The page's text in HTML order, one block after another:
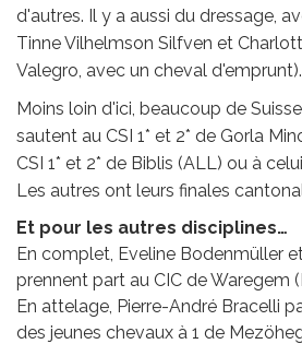
d'autres. Il y a aussi du dressage,
Tinne Vilhelmson Silfven et
Valegro, avec un cheval d'emprunt).
Moins loin d'ici, beaucoup de
sautent au CSI 1* et 2* de Gorla
CSI 1* et 2* de Biblis (ALL) ou à
Les autres ont leurs finales
Et pour les autres disciplines…
En complet, Eveline Bodenmüller
prennent part au CIC de Waregem
En attelage, Pierre-André Bracelli
des jeunes chevaux à 1 de